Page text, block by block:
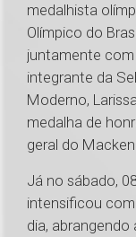
medalhista
Olímpico do
juntamente
integrante da
Moderno,
medalha de
geral do
Já no sábado,
intensificou
dia,